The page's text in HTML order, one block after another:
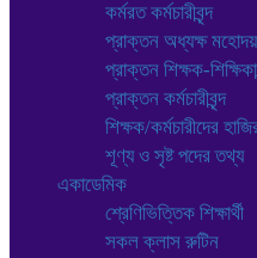
কর্মরত কর্মচারীবৃন্দ
প্রাক্তন অধ্যক্ষ মহোদয়
প্রাক্তন শিক্ষক-
প্রাক্তন কর্মচারীবৃন্দ
শিক্ষক/কর্মচারীদের
শূণ্য ও সৃষ্ট পদের তথ্য
একাডেমিক
শ্রেণিভিত্তিক শিক্ষার্থী
সকল ক্লাস রুটিন